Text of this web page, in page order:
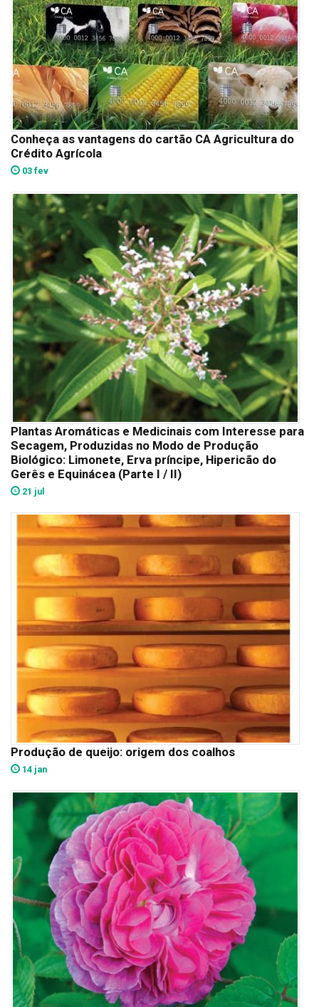
Conheça as vantagens do cartão CA Agricultura do
Crédito Agrícola
03 fev
Plantas Aromáticas e Medicinais com Interesse para
Secagem, Produzidas no Modo de Produção
Biológico: Limonete, Erva príncipe, Hipericão do
Gerês e Equinácea (Parte I / II)
21 jul
Produção de queijo: origem dos coalhos
14 jan